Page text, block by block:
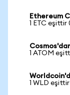
Ethereum
1 ETC eşittir
1 ATOM
1 WLD